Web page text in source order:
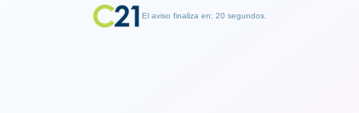
El aviso finaliza en: 19 segundos.